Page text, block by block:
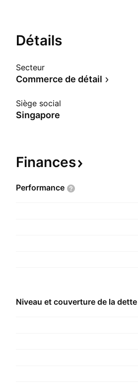
Détails
Secteur
Commerce de détail
Siège social
Singapore
Finances
Performance
Niveau et couverture de la dette